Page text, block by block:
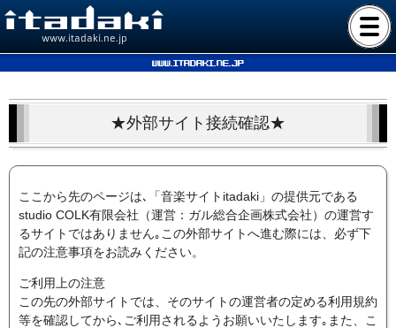
www.itadaki.ne.jp
www.itadaki.ne.jp
★外部サイト接続確認★
ここから先のページは､「音楽サイトitadaki」の提供元である
studio COLK有限会社（運営：ガル総合企画株式会社）の運営す
るサイトではありません｡この外部サイトへ進む際には、必ず下
記の注意事項をお読みください。
ご利用上の注意
この先の外部サイトでは、そのサイトの運営者の定める利用規約
等を確認してから､ご利用されるようお願いいたします｡また、こ